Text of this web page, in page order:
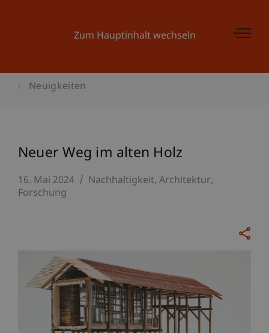
Zum Hauptinhalt wechseln
Neuigkeiten
Neuer Weg im alten Holz
16. Mai 2024 Nachhaltigkeit Architektur
Forschung